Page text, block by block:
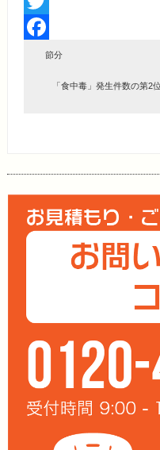
Twitter
Facebook
節分
「食中毒」発生件数の第2